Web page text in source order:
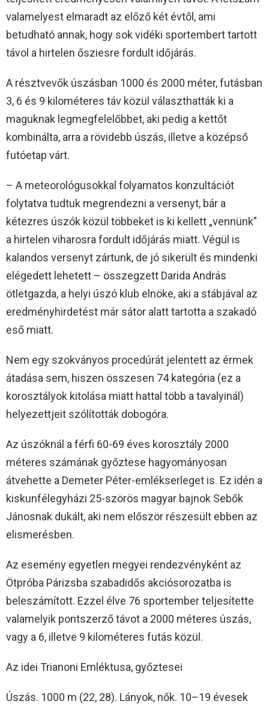
valamelyest elmaradt az előző két évtől, ami
betudható annak, hogy sok vidéki sportembert tartott
távol a hirtelen ősziesre fordult időjárás.
A résztvevők úszásban 1000 és 2000 méter, futásban
3, 6 és 9 kilométeres táv közül választhatták ki a
maguknak legmegfelelőbbet, aki pedig a kettőt
kombinálta, arra a rövidebb úszás, illetve a középső
futóetap várt.
– A meteorológusokkal folyamatos konzultációt
folytatva tudtuk megrendezni a versenyt, bár a
kétezres úszók közül többeket is ki kellett „vennünk”
a hirtelen viharosra fordult időjárás miatt. Végül is
kalandos versenyt zártunk, de jó sikerült és mindenki
elégedett lehetett – összegzett Darida András
ötletgazda, a helyi úszó klub elnöke, aki a stábjával az
eredményhirdetést már sátor alatt tartotta a szakadó
eső miatt.
Nem egy szokványos procedúrát jelentett az érmek
átadása sem, hiszen összesen 74 kategória (ez a
korosztályok kitolása miatt hattal több a tavalyinál)
helyezettjeit szólították dobogóra.
Az úszóknál a férfi 60-69 éves korosztály 2000
méteres számának győztese hagyományosan
átvehette a Demeter Péter-emlékserleget is. Ez idén a
kiskunfélegyházi 25-szörös magyar bajnok Sebők
Jánosnak dukált, aki nem először részesült ebben az
elismerésben.
Az esemény egyetlen megyei rendezvényként az
Ötpróba Párizsba szabadidős akciósorozatba is
beleszámított. Ezzel élve 76 sportember teljesítette
valamelyik pontszerző távot a 2000 méteres úszás,
vagy a 6, illetve 9 kilométeres futás közül.
Az idei Trianoni Emléktusa, győztesei
Úszás. 1000 m (22, 28). Lányok, nők. 10–19 évesek